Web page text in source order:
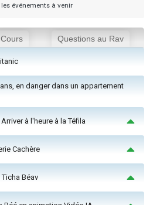
événements à venir
Cours Questions au Rav
ans, en danger dans un appartement
à l'heure à la Téfila
Cachère
Béav